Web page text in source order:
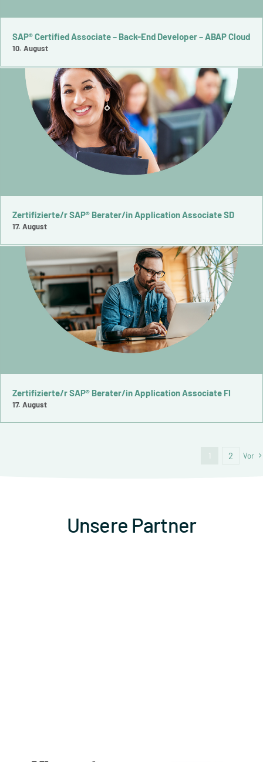
SAP® Certified Associate – Back-End Developer – ABAP Cloud
10. August
Zertifizierte/r SAP® Berater/in Application Associate SD
17. August
Zertifizierte/r SAP® Berater/in Application Associate FI
17. August
1 2 Vor
Unsere Partner